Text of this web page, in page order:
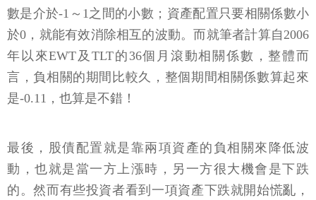
數是介於-1～1之間的小數；資產配置只要相關係數小
於0，就能有效消除相互的波動。而就筆者計算自2006
年以來EWT及TLT的36個月滾動相關係數，整體而
言，負相關的期間比較久，整個期間相關係數算起來
是-0.11，也算是不錯！
最後，股債配置就是靠兩項資產的負相關來降低波
動，也就是當一方上漲時，另一方很大機會是下跌
的。然而有些投資者看到一項資產下跌就開始慌亂，